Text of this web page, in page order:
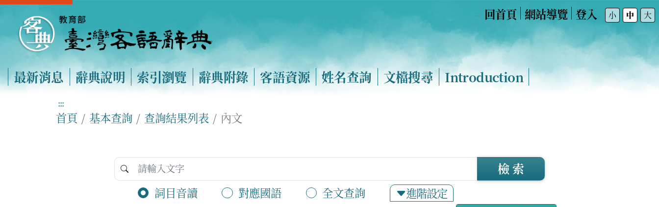
回首頁 網站導覽 登入 小 中 大
最新消息 辭典說明 索引瀏覽 辭典附錄 客語資源 姓名查詢 文檔搜尋 Introduction
:::
首頁 基本查詢 查詢結果列表 內文
詞目音讀 對應國語 全文查詢 進階設定
檢 索